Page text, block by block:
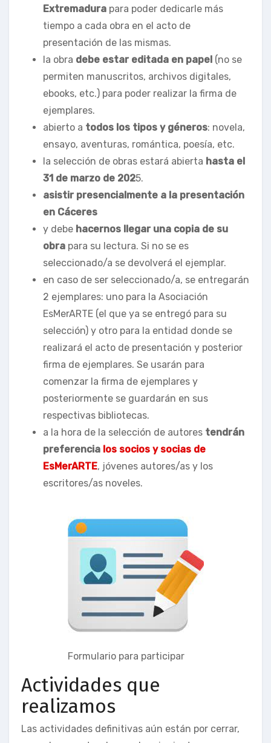
Extremadura para poder dedicarle más
tiempo a cada obra en el acto de
presentación de las mismas.
la obra debe estar editada en papel (no se
permiten manuscritos, archivos digitales,
ebooks, etc.) para poder realizar la firma de
ejemplares.
abierto a todos los tipos y géneros: novela,
ensayo, aventuras, romántica, poesía, etc.
la selección de obras estará abierta hasta el
31 de marzo de 2025.
asistir presencialmente a la presentación
en Cáceres
y debe hacernos llegar una copia de su
obra para su lectura. Si no se es
seleccionado/a se devolverá el ejemplar.
en caso de ser seleccionado/a, se entregarán
2 ejemplares: uno para la Asociación
EsMerARTE (el que ya se entregó para su
selección) y otro para la entidad donde se
realizará el acto de presentación y posterior
firma de ejemplares. Se usarán para
comenzar la firma de ejemplares y
posteriormente se guardarán en sus
respectivas bibliotecas.
a la hora de la selección de autores tendrán
preferencia los socios y socias de
EsMerARTE, jóvenes autores/as y los
escritores/as noveles.
Formulario para participar
Actividades que
realizamos
Las actividades definitivas aún están por cerrar,